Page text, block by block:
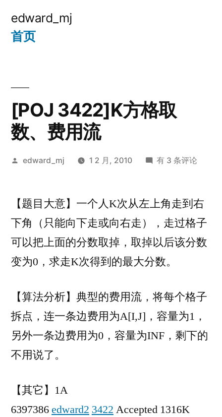
edward_mj
首页
[POJ 3422]K方格取
数、费用流
发
edward_mj 1 2 月, 2010
[POJ
格
数、
费
用
有 3 条评论
【题目大意】一个人K次从左上角走到右
下角（只能向下走或向右走），走过格子
可以把上面的分数取掉，取掉以后该分数
变为0，求走K次得到的最大分数。
【算法分析】典型的费用流，将每个格子
拆点，连一条边费用为A[I,J]，容量为1，
另外一条边费用为0，容量为INF，剩下的
不用说了。
【其它】1A
6397386edward2 3422 Accepted 1316K